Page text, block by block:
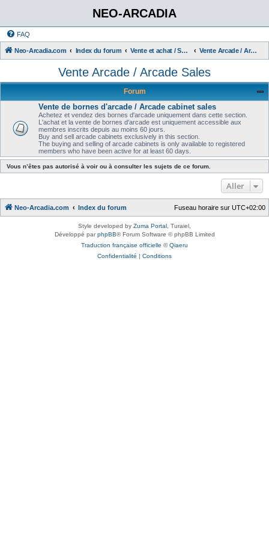
NEO-ARCADIA
FAQ
Neo-Arcadia.com Index du forum Vente et achat / Sales and Purchases Vente Arcade / Arcade Sales
Vente Arcade / Arcade Sales
Forum
Vente de bornes d'arcade / Arcade cabinet sales
Achetez et vendez des bornes d'arcade uniquement dans cette section.
L'achat et la vente de bornes d'arcade est uniquement accessible aux
membres inscrits depuis au moins 60 jours.
Buy and sell arcade cabinets exclusively in this section.
The buying and selling of arcade cabinets is only available to registered
members who have been active for at least 60 days.
Vous n’êtes pas autorisé à voir ou à consulter les sujets de ce forum.
Aller
Neo-Arcadia.com Index du forum Fuseau horaire sur UTC+02:00
Style developed by Zuma Portal , Turaiel,
Développé parphpBB® Forum Software © phpBB Limited
Traduction française officielle ©Qiaeru
Confidentialité | Conditions